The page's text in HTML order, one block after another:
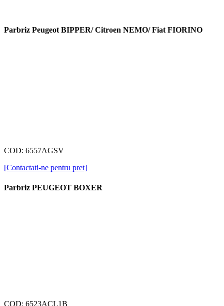
Parbriz Peugeot BIPPER/ Citroen NEMO/ Fiat FIORINO
COD: 6557AGSV
[Contactati-ne pentru pret]
Parbriz PEUGEOT BOXER
COD: 6523ACL1B